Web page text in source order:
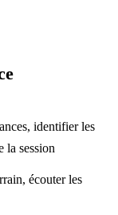
identifier les
la session
écouter les